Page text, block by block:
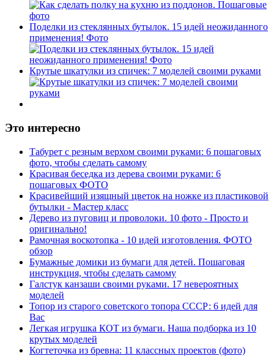
Поделки из стеклянных бутылок. 15 идей неожиданного
применения! Фото
Крутые шкатулки из спичек: 7 моделей своими руками
Это интересно
Табурет с резным верхом своими руками: 6 пошаговых
фото, чтобы сделать самому
Красивая беседка из дерева своими руками: 6
пошаговых ФОТО
Красивейший изящный цветок на ножке из пластиковой
бутылки - Мастер класс
Дерево из пуговиц и проволоки. 10 фото - Просто и
оригинально!
Рамочная воскотопка - 10 идей изготовления. ФОТО
обзор
Бумажные домики из бумаги для детей. Пошаговая
инструкция, чтобы сделать самому
Галстук канзаши своими руками. 17 невероятных
моделей
Топор из старого советского топора СССР: 6 идей для
Вас
Легкая игрушка КОТ из бумаги. Наша подборка из 10
крутых моделей
Когтеточка из бревна: 11 классных проектов (фото)